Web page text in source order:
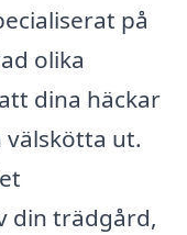
på
olika
dina häckar
välskötta ut.
din trädgård,